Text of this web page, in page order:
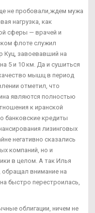
не пробовали,ждем мужа
нагрузка, как
сферы — врачей и
флоте служил
Куц, завоевавший на
5 и 10 км. Да и сушиться
мышц в период
отметил, что
являются полностью
к иранской
банковские кредиты
лизинговых
негативно сказались
компаний, но и
в целом. А так Илья
внимание на
быстро перестроилась,
облигации, ничем не